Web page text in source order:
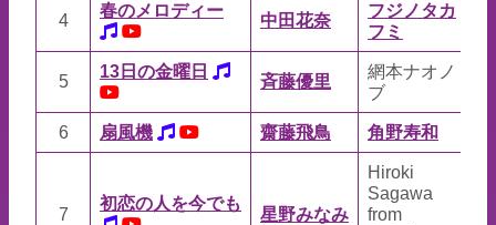
4
春のメロディー
中田花奈
フジノタカ
フミ
5
13日の金曜日
斉藤優里
網本ナオノ
ブ
6 扇風機 齋藤飛鳥 角野寿和
7
初恋の人を今でも
星野みなみ
Hiroki
Sagawa
from